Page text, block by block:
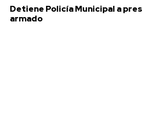
Detiene Policía Municipal a
armado